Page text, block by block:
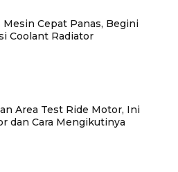
Mesin Cepat Panas, Begini
Coolant Radiator
Area Test Ride Motor, Ini
dan Cara Mengikutinya